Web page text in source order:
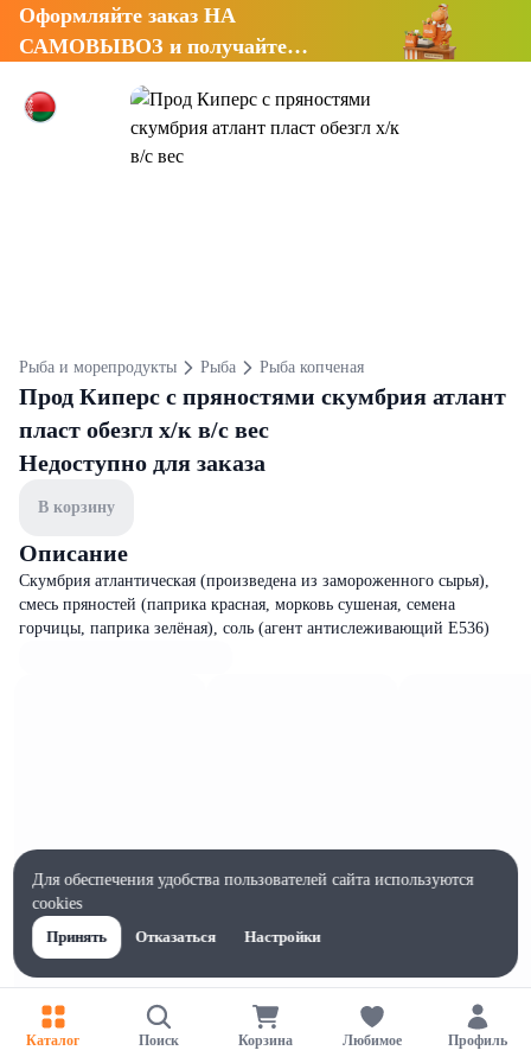
Оформляйте заказ НА
САМОВЫВОЗ и получайте
Рыба и морепродукты Рыба Рыба копченая
Прод Киперс с пряностями скумбрия атлант
пласт обезгл х/к в/с вес
Недоступно для заказа
В корзину
Описание
Скумбрия атлантическая (произведена из замороженного сырья),
смесь пряностей (паприка красная, морковь сушеная, семена
горчицы, паприка зелёная), соль (агент антислеживающий Е536)
Характеристики
Каталог Поиск Корзина Любимое Профиль
Для обеспечения удобства пользователей сайта используются
cookies
Принять
Отказаться Настройки